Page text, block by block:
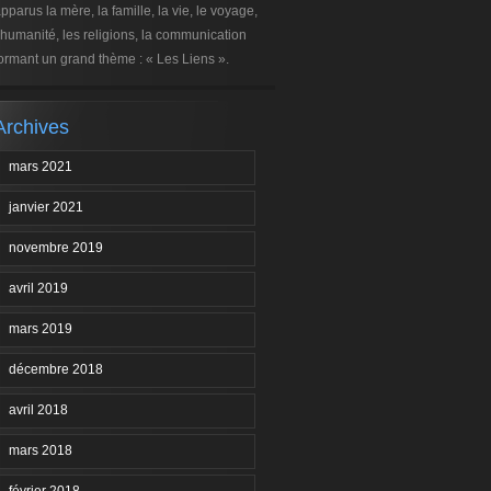
la mère, la famille, la vie, le voyage,
les religions, la communication
un grand thème : « Les Liens ».
mars 2021
janvier 2021
novembre 2019
avril 2019
mars 2019
décembre 2018
avril 2018
mars 2018